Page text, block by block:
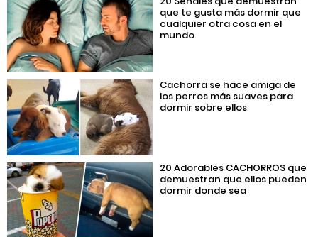
que te gusta más dormir que
cualquier otra cosa en el
mundo
Cachorra se hace amiga de
los perros más suaves para
dormir sobre ellos
20 Adorables CACHORROS que
demuestran que ellos pueden
dormir donde sea